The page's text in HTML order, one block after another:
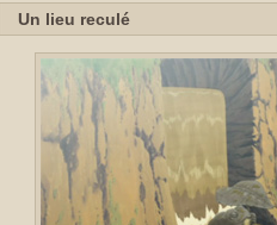
Un lieu reculé